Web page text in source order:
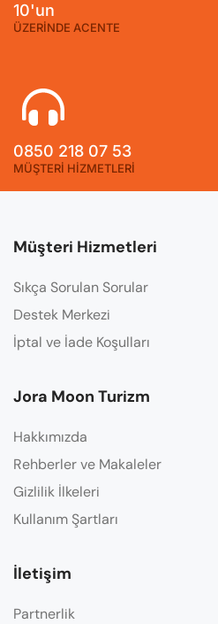
10'un
ÜZERİNDE ACENTE
0850 218 07 53
MÜŞTERİ HİZMETLERİ
Müşteri Hizmetleri
Sıkça Sorulan Sorular
Destek Merkezi
İptal ve İade Koşulları
Jora Moon Turizm
Hakkımızda
Rehberler ve Makaleler
Gizlilik İlkeleri
Kullanım Şartları
İletişim
Partnerlik